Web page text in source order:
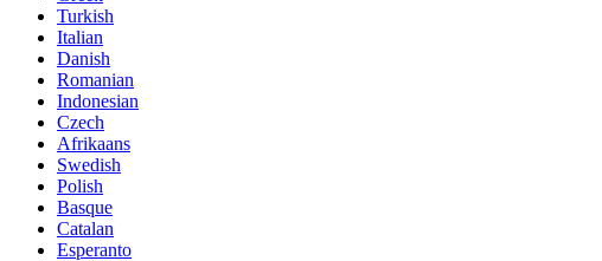
Turkish
Italian
Danish
Romanian
Indonesian
Czech
Afrikaans
Swedish
Polish
Basque
Catalan
Esperanto